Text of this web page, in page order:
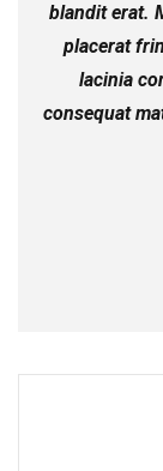
blandit erat.
placerat
lacinia
consequat